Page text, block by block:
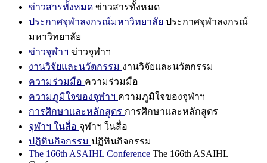
ข่าวสารทั้งหมด ข่าวสารทั้งหมด
ประกาศจุฬาลงกรณ์มหาวิทยาลัย ประกาศจุฬาลงกรณ์
มหาวิทยาลัย
ข่าวจุฬาฯ ข่าวจุฬาฯ
งานวิจัยและนวัตกรรม งานวิจัยและนวัตกรรม
ความร่วมมือ ความร่วมมือ
ความภูมิใจของจุฬาฯ ความภูมิใจของจุฬาฯ
การศึกษาและหลักสูตร การศึกษาและหลักสูตร
จุฬาฯ ในสื่อ จุฬาฯ ในสื่อ
ปฏิทินกิจกรรม ปฏิทินกิจกรรม
The 166th ASAIHL Conference The 166th ASAIHL